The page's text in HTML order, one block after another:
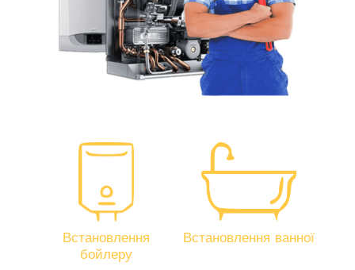
Встановлення
бойлеру
Встановлення ванної